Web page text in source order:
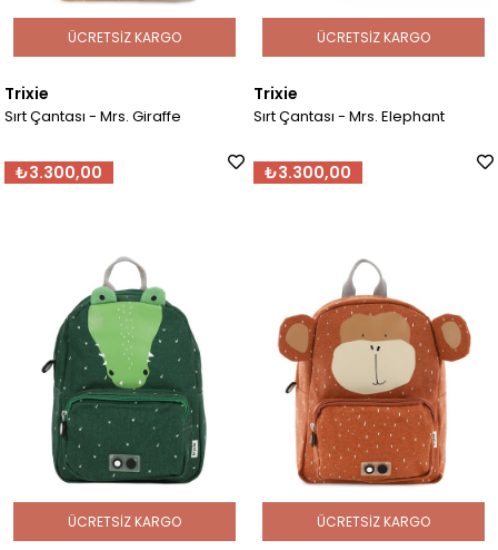
Trixie
Sırt Çantası - Mrs. Giraffe
₺3.300,00
ÜCRETSIZ KARGO
Trixie
Sırt Çantası - Mrs. Elephant
₺3.300,00
ÜCRETSIZ KARGO
ÜCRETSIZ KARGO ÜCRETSIZ KARGO